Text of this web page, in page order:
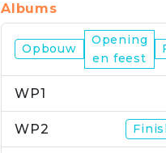
Albums
Nijmegen
Opbouw
Opening
en feest
WP1
WP2